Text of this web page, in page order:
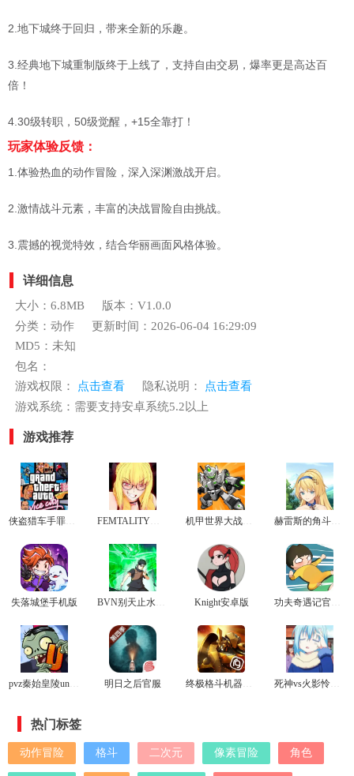
2.地下城终于回归，带来全新的乐趣。
3.经典地下城重制版终于上线了，支持自由交易，爆率更是高达百
倍！
4.30级转职，50级觉醒，+15全靠打！
玩家体验反馈：
1.体验热血的动作冒险，深入深渊激战开启。
2.激情战斗元素，丰富的决战冒险自由挑战。
3.震撼的视觉特效，结合华丽画面风格体验。
详细信息
大小：6.8MB
版本：V1.0.0
分类：动作
更新时间：2026-06-04 16:29:09
MD5：未知
包名：
游戏权限：
点击查看 隐私说明：
点击查看
游戏系统：需要支持安卓系统5.2以上
游戏推荐
失落城堡手机版 Knight安卓版
明日之后官服
热门标签
动作冒险 格斗 二次元 像素冒险 角色